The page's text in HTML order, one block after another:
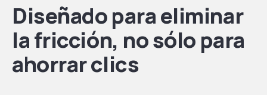
Diseñado para eliminar
la fricción, no sólo para
ahorrar clics